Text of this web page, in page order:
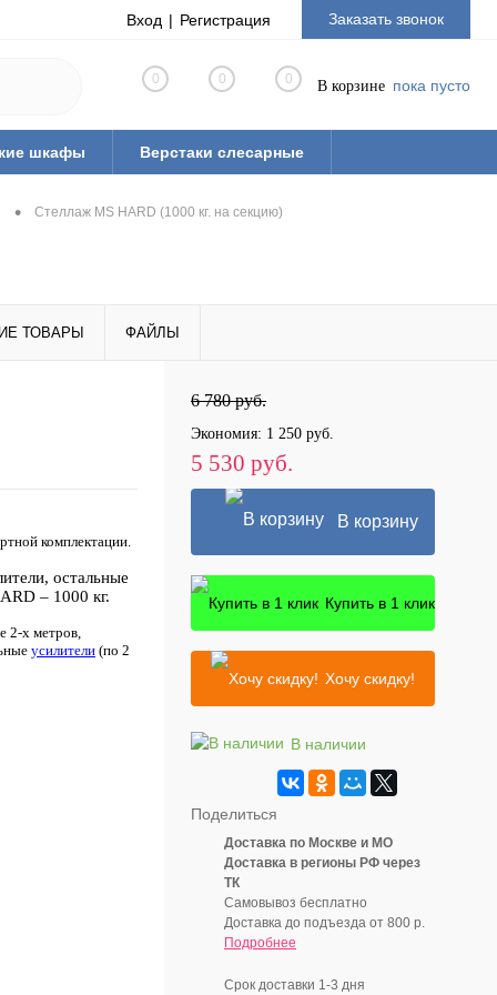
Вход Регистрация Заказать звонок
0 0 0 В корзине пока пусто
шкафы Верстаки слесарные
• Стеллаж MS HARD (1000 кг. на секцию)
ТОВАРЫ ФАЙЛЫ
комплектации.
остальные
– 1000 кг.
2-х метров,
усилители (по 2
6 780 руб.
Экономия: 1 250 руб.
5 530 руб.
В корзину
Купить в 1 клик
Хочу скидку!
В наличии
Поделиться
Доставка по Москве и МО
Доставка в регионы РФ через
ТК
Самовывоз бесплатно
Доставка до подъезда от 800 р.
Подробнее
Срок доставки 1-3 дня